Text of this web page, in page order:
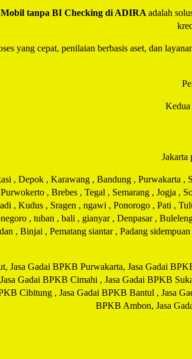
tanpa BI Checking di ADIRA adalah
yang cepat, penilaian berbasis aset, dan
Kedua
Jakarta
, Depok , Karawang , Bandung , Purwakarta
, Brebes , Tegal , Semarang , Jogja ,
, Kudus , Sragen , ngawi , Ponorogo , Pati ,
, tuban , bali , gianyar , Denpasar ,
, Binjai , Pematang siantar , Padang
Jasa Gadai BPKB Purwakarta, Jasa Gadai
Gadai BPKB Cimahi , Jasa Gadai BPKB
Cibitung , Jasa Gadai BPKB Bantul , Jasa
BPKB Ambon, Jasa